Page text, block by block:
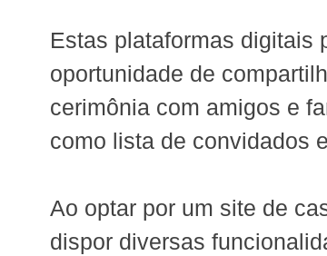
Estas plataformas digitais
oportunidade de
cerimônia com amigos e
como lista de convidados
Ao optar por um site de
dispor diversas